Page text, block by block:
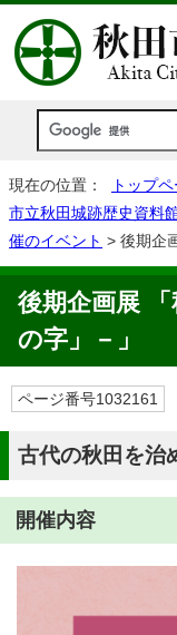
現在の位置： トップ
市立秋田城跡歴史資料
催のイベント > 後期企
後期企画展
の字」－」
ページ番号1032161
古代の秋田を治
開催内容